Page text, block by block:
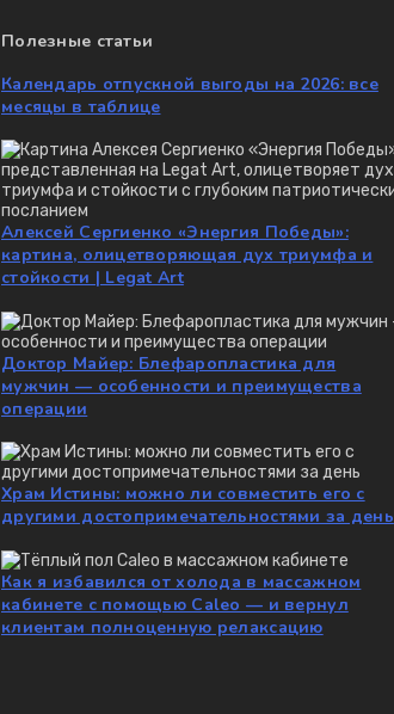
Полезные статьи
Календарь отпускной выгоды на 2026: все
месяцы в таблице
Алексей Сергиенко «Энергия Победы»:
картина, олицетворяющая дух триумфа и
стойкости | Legat Art
Доктор Майер: Блефаропластика для
мужчин — особенности и преимущества
операции
Храм Истины: можно ли совместить его с
другими достопримечательностями за день
Как я избавился от холода в массажном
кабинете с помощью Caleo — и вернул
клиентам полноценную релаксацию